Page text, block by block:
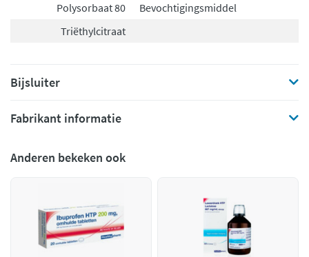
Polysorbaat 80
Bevochtigingsmiddel
Triëthylcitraat
Bijsluiter
Fabrikant informatie
Anderen bekeken ook